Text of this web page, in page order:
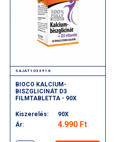
SAJAT1033916
BIOCO KALCIUM-
BISZGLICINÁT D3
FILMTABLETTA - 90X
Kiszerelés:
90X
Ár:
4.990 Ft